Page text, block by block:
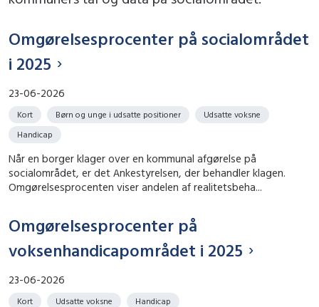
Omgørelsesprocenter på socialområdet
i 2025
23-06-2026
Kort Børn og unge i udsatte positioner
Udsatte voksne
Handicap
Når en borger klager over en kommunal afgørelse på
socialområdet, er det Ankestyrelsen, der behandler klagen.
Omgørelsesprocenten viser andelen af realitetsbeha...
Omgørelsesprocenter på
voksenhandicapområdet i 2025
23-06-2026
Kort Udsatte voksne Handicap